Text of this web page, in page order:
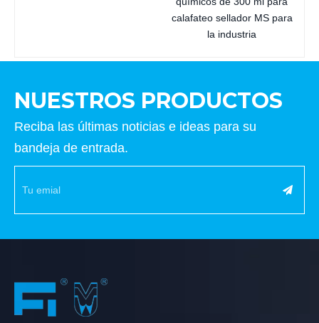
calafateo sellador MS para
la industria
NUESTROS PRODUCTOS
Reciba las últimas noticias e ideas para su
bandeja de entrada.